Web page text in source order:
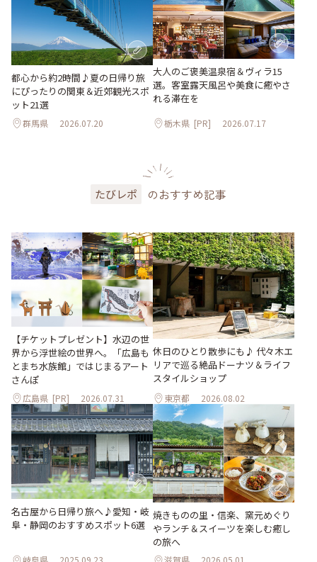
都心から約2時間♪夏の日帰り旅
にぴったりの関東＆近郊観光スポ
ット21選
群馬県 2026.07.20
大人のご褒美温泉宿＆ヴィラ15
選。客室露天風呂や美食に癒やさ
れる滞在を
栃木県 [PR] 2026.07.17
たびレポ のおすすめ記事
【チケットプレゼント】水辺の世
界から浮世絵の世界へ。「広島も
とまち水族館」ではじまるアート
さんぽ
広島県 [PR] 2026.07.31
休日のひとり散歩にも♪ 代々木エ
リアで巡る絶品ドーナツ＆ライフ
スタイルショップ
東京都 2026.08.02
名古屋から日帰り旅へ♪愛知・岐
阜・静岡のおすすめスポット6選
焼きものの里・信楽、窯元めぐり
やランチ＆スイーツを楽しむ癒し
の旅へ